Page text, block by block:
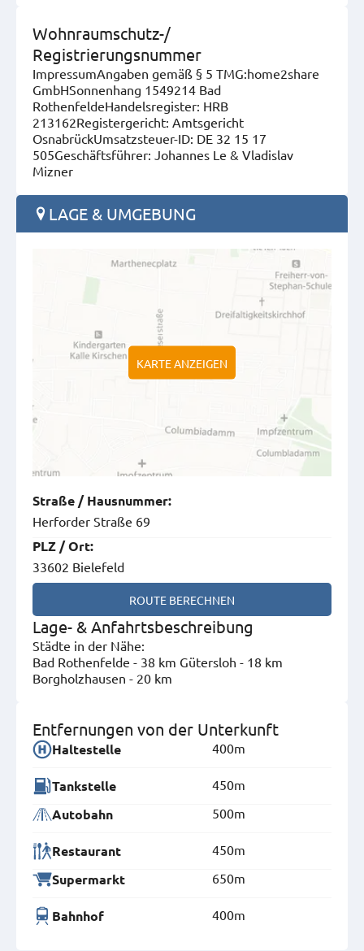
Wohnraumschutz-/
Registrierungsnummer
ImpressumAngaben gemäß § 5 TMG:home2share
GmbHSonnenhang 1549214 Bad
RothenfeldeHandelsregister: HRB
213162Registergericht: Amtsgericht
OsnabrückUmsatzsteuer-ID: DE 32 15 17
505Geschäftsführer: Johannes Le & Vladislav
Mizner
LAGE & UMGEBUNG
KARTE ANZEIGEN
Straße / Hausnummer:
Herforder Straße 69
PLZ /Ort:
33602 Bielefeld
ROUTE BERECHNEN
Lage- & Anfahrtsbeschreibung
Städte in der Nähe:
Bad Rothenfelde - 38 km Gütersloh - 18 km
Borgholzhausen - 20 km
Entfernungen von der Unterkunft
Haltestelle 400m
Tankstelle 450m
Autobahn 500m
Restaurant 450m
Supermarkt 650m
Bahnhof 400m